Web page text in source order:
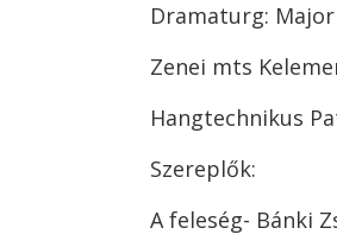
Dramaturg: Major
Zenei mts
Hangtechnikus
Szereplők:
A feleség- Bánki